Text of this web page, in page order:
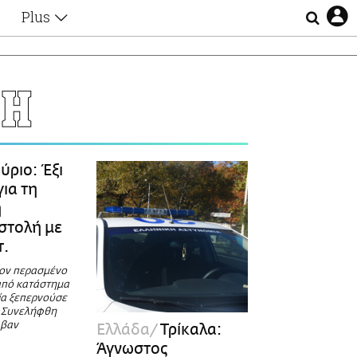
Plus
Αφιερώματα
Ζώδια
Οι Αθηναίοι
Απώλειες
Επιλογές
Έξι
τη
με
περασμένο
κατάστημα
ξεπερνούσε
Συνελήφθη
Ελλάδα Τρίκαλα:
Άγνωστος